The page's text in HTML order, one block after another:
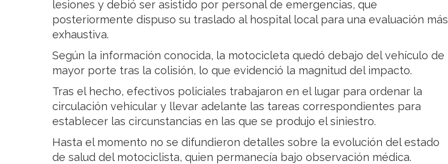
lesiones y debió ser asistido por personal de emergencias, que
posteriormente dispuso su traslado al hospital local para una evaluación más
exhaustiva.
Según la información conocida, la motocicleta quedó debajo del vehículo de
mayor porte tras la colisión, lo que evidenció la magnitud del impacto.
Tras el hecho, efectivos policiales trabajaron en el lugar para ordenar la
circulación vehicular y llevar adelante las tareas correspondientes para
establecer las circunstancias en las que se produjo el siniestro.
Hasta el momento no se difundieron detalles sobre la evolución del estado
de salud del motociclista, quien permanecía bajo observación médica.